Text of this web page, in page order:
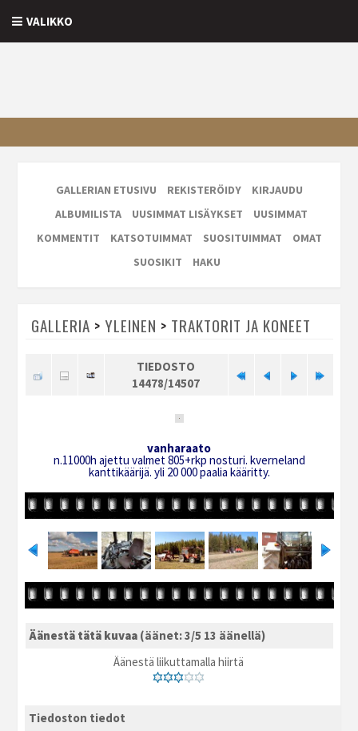
VALIKKO
GALLERIAN ETUSIVU REKISTERÖIDY
KIRJAUDU
ALBUMILISTA
UUSIMMAT LISÄYKSET
UUSIMMAT
KOMMENTIT
KATSOTUIMMAT SUOSITUIMMAT
OMAT
SUOSIKIT
HAKU
GALLERIA > YLEINEN > TRAKTORIT JA KONEET
TIEDOSTO
14478/14507
vanharaato
n.11000h ajettu valmet 805+rkp nosturi. kverneland
kanttikäärijä. yli 20 000 paalia kääritty.
Äänestä tätä kuvaa (äänet: 3/5 13 äänellä)
Äänestä liikuttamalla hiirtä
Tiedoston tiedot